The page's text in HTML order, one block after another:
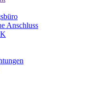
Anschluss